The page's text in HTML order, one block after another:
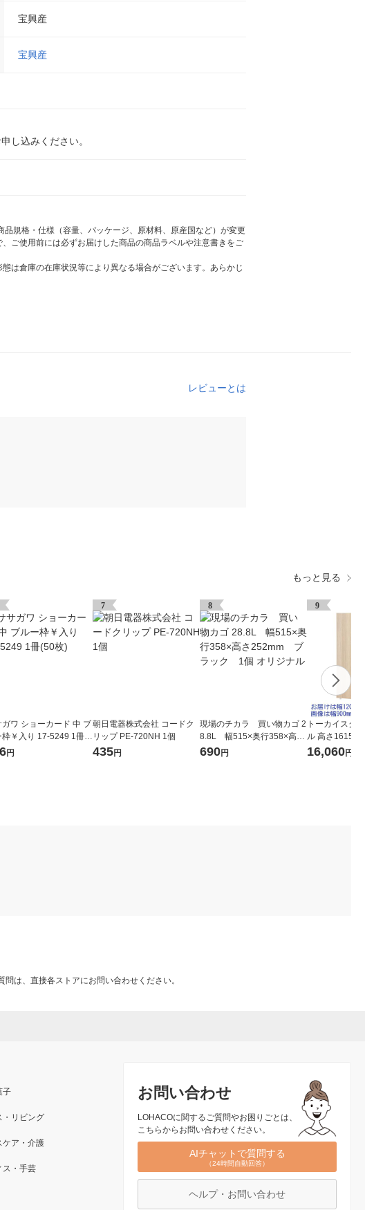
宝興産
宝興産
し込みください。
規格・仕様（容量、パッケージ、原材料、原産国など）が変更
ご使用前には必ずお届けした商品の商品ラベルや注意書きをご
は倉庫の在庫状況等により異なる場合がございます。あらかじ
レビューとは
もっと見る
ガワ ショーカード 中 ブ
枠￥入り 17-5249 1冊(5
円
7
朝日電器株式会社 コードク
リップ PE-720NH 1個
435円
8
現場のチカラ 買い物カゴ 2
8.8L 幅515×奥行358×高さ
252mm ブラック 1個 オ
690円
9
トーカイスク
ル 高さ
木目調ナチュ
16,060円
は、直接各ストアにお問い合わせください。
お問い合わせ
LOHACOに関するご質問やお困りごとは、
こちらからお問い合わせください。
AIチャットで質問する
（24時間自動回答）
ヘルプ・お問い合わせ
子
・リビング
ケア・介護
ス・手芸